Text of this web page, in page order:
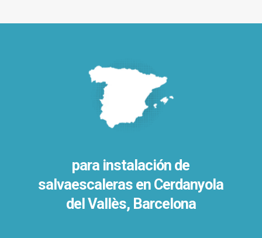
para instalación de
salvaescaleras en Cerdanyola
del Vallès, Barcelona